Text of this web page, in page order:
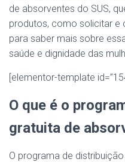
de absorventes do SUS,
produtos, como solicitar e
para saber mais sobre
saúde e dignidade das
[elementor-template
O que é o
gratuita de
O programa de